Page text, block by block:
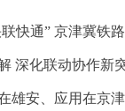
快通” 京津冀铁
深化联动协作新
雄安、应用在京